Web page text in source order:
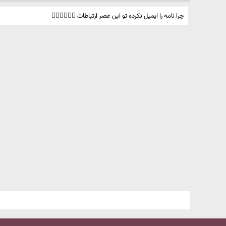
چرا نامه را ایمیل نکرده تو این عصر ارتباطات 🤦‍♂️🤦‍♂️🤦‍♂️